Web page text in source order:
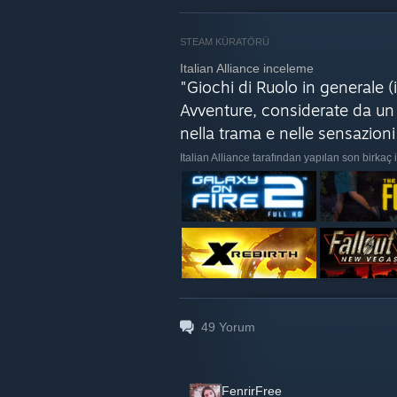
Il gioco permette agli utenti di
future​.
"Gray Zone Warfare" si trova
prevedono di implementare
indubbiamente un gioco ibrido, con
STEAM KÜRATÖRÜ
Italian Alliance inceleme
"Giochi di Ruolo in generale
Avventure, considerate da
nella trama e nelle
Italian Alliance tarafından yapılan son birkaç
49 Yorum
FenrirFree